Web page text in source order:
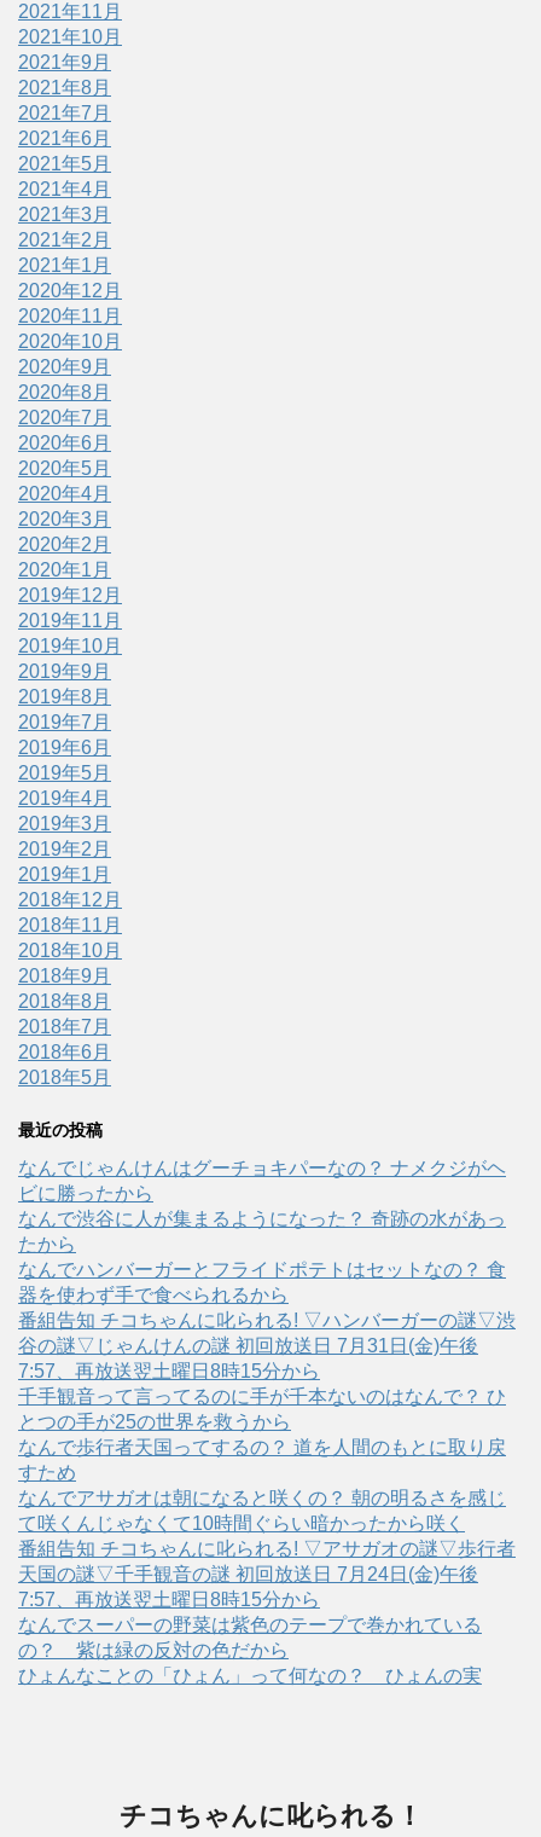
2021年11月
2021年10月
2021年9月
2021年8月
2021年7月
2021年6月
2021年5月
2021年4月
2021年3月
2021年2月
2021年1月
2020年12月
2020年11月
2020年10月
2020年9月
2020年8月
2020年7月
2020年6月
2020年5月
2020年4月
2020年3月
2020年2月
2020年1月
2019年12月
2019年11月
2019年10月
2019年9月
2019年8月
2019年7月
2019年6月
2019年5月
2019年4月
2019年3月
2019年2月
2019年1月
2018年12月
2018年11月
2018年10月
2018年9月
2018年8月
2018年7月
2018年6月
2018年5月
最近の投稿
なんでじゃんけんはグーチョキパーなの？ ナメクジがヘ
ビに勝ったから
なんで渋谷に人が集まるようになった？ 奇跡の水があっ
たから
なんでハンバーガーとフライドポテトはセットなの？ 食
器を使わず手で食べられるから
番組告知 チコちゃんに叱られる! ▽ハンバーガーの謎▽渋
谷の謎▽じゃんけんの謎 初回放送日 7月31日(金)午後
7:57、再放送翌土曜日8時15分から
千手観音って言ってるのに手が千本ないのはなんで？ ひ
とつの手が25の世界を救うから
なんで歩行者天国ってするの？ 道を人間のもとに取り戻
すため
なんでアサガオは朝になると咲くの？ 朝の明るさを感じ
て咲くんじゃなくて10時間ぐらい暗かったから咲く
番組告知 チコちゃんに叱られる! ▽アサガオの謎▽歩行者
天国の謎▽千手観音の謎 初回放送日 7月24日(金)午後
7:57、再放送翌土曜日8時15分から
なんでスーパーの野菜は紫色のテープで巻かれている
の？ 紫は緑の反対の色だから
ひょんなことの「ひょん」って何なの？ ひょんの実
チコちゃんに叱られる！